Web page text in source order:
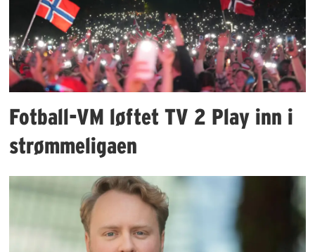
Fotball-VM løftet TV 2 Play inn i
strømmeligaen